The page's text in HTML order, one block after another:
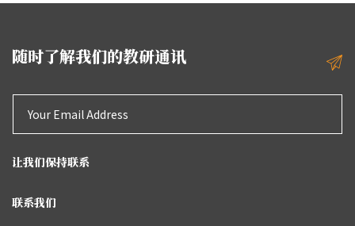
随时了解我们的教研通讯
让我们保持联系
联系我们